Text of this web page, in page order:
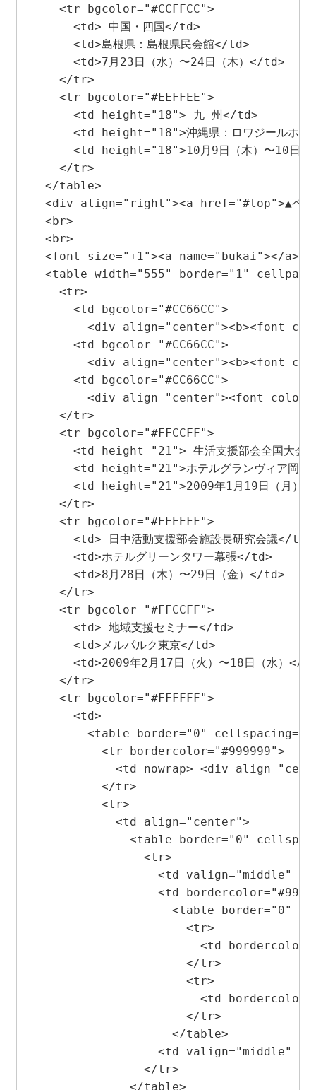
    <tr bgcolor="#CCFFCC">
      <td> 中国・四国</td>
      <td>島根県：島根県民会館</td>
      <td>7月23日（水）〜24日（木）</td>
    </tr>
    <tr bgcolor="#EEFFEE">
      <td height="18"> 九 州</td>
<td height="18">沖縄県：ロワジールホテ
<td height="18">10月9日（木）〜10日（
    </tr>
  </table>
<div align="right"><a href="#top">▲ペー
  <br>
  <br>
<font size="+1"><a name="bukai"></a>〔部
<table width="555" border="1"
    <tr>
      <td bgcolor="#CC66CC">
<div align="center"><b><font
      <td bgcolor="#CC66CC">
<div align="center"><b><font
      <td bgcolor="#CC66CC">
<div align="center"><font
    </tr>
    <tr bgcolor="#FFCCFF">
<td height="21"> 生活支援部会全国大会
<td height="21">ホテルグランヴィア岡
<td height="21">2009年1月19日（月）〜
    </tr>
    <tr bgcolor="#EEEEFF">
      <td> 日中活動支援部会施設長研究会議</td>
      <td>ホテルグリーンタワー幕張</td>
      <td>8月28日（木）〜29日（金）</td>
    </tr>
    <tr bgcolor="#FFCCFF">
      <td> 地域支援セミナー</td>
      <td>メルパルク東京</td>
<td>2009年2月17日（火）〜18日（水）</
    </tr>
    <tr bgcolor="#FFFFFF">
      <td>
<table border="0"
          <tr bordercolor="#999999">
<td nowrap> <div
          </tr>
          <tr>
            <td align="center">
<table border="0"
                <tr>
<td valign="middle"
<td
<table border="0"
                      <tr>
<td
                      </tr>
                      <tr>
<td
                      </tr>
</table>
<td valign="middle"
                </tr>
</table>                </